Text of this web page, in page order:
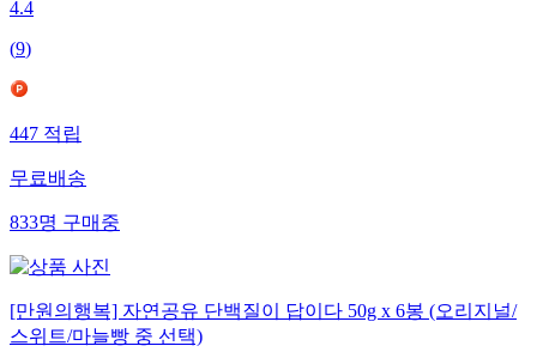
4.4
(9)
447적립
무료배송
833명구매중
[만원의행복] 자연공유 단백질이 답이다 50g x 6봉 (오리지널/
스위트/마늘빵 중 선택)